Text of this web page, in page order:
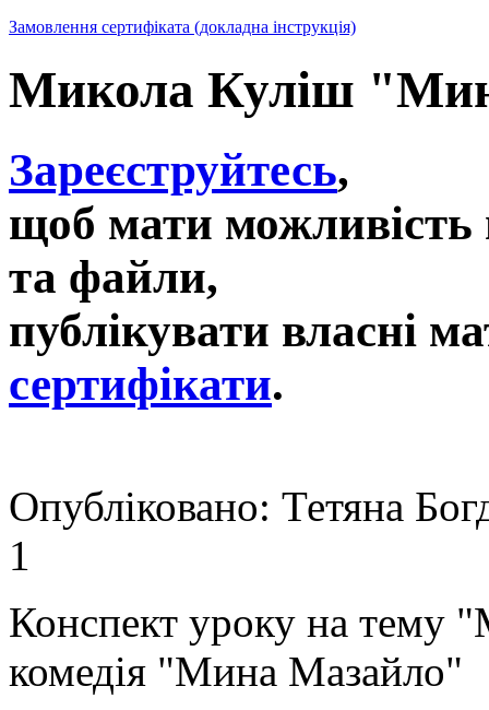
Замовлення сертифіката (докладна інструкція)
Микола Куліш
Зареєструйтесь,
щоб мати можливість
та файли,
публікувати власні
сертифікати.
Опубліковано: Тетяна
1
Конспект уроку на тему
комедія "Мина Мазайло"